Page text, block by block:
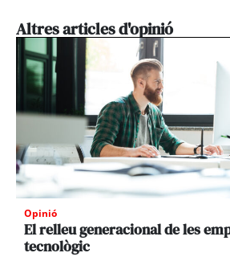
Altres articles d'opinió
Opinió
El relleu generacional de les
tecnològic